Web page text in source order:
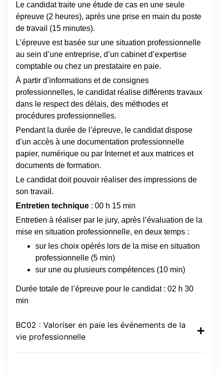
Le candidat traite une étude de cas en une seule
épreuve (2 heures), après une prise en main du poste
de travail (15 minutes).
L’épreuve est basée sur une situation professionnelle
au sein d’une entreprise, d’un cabinet d’expertise
comptable ou chez un prestataire en paie.
À partir d’informations et de consignes
professionnelles, le candidat réalise différents travaux
dans le respect des délais, des méthodes et
procédures professionnelles.
Pendant la durée de l’épreuve, le candidat dispose
d’un accès à une documentation professionnelle
papier, numérique ou par Internet et aux matrices et
documents de formation.
Le candidat doit pouvoir réaliser des impressions de
son travail.
Entretien technique : 00 h 15 min
Entretien à réaliser par le jury, après l’évaluation de la
mise en situation professionnelle, en deux temps :
sur les choix opérés lors de la mise en situation
professionnelle (5 min)
sur une ou plusieurs compétences (10 min)
Durée totale de l’épreuve pour le candidat : 02 h 30
min
BC02 : Valoriser en paie les événements de la
vie professionnelle